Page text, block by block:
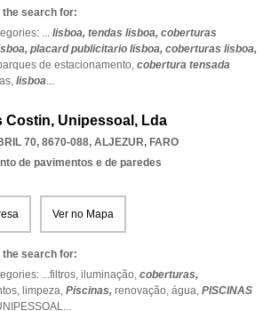
the search for:
... lisboa, tendas lisboa, coberturas
placard publicitario lisboa, coberturas lisboa,
de estacionamento, cobertura tensada
lisboa...
Costin, Unipessoal, Lda
70, 8670-088, ALJEZUR, FARO
de pavimentos e de paredes
Ver no Mapa
the search for:
...filtros, iluminação, coberturas,
limpeza, Piscinas, renovação, água, PISCINAS
...